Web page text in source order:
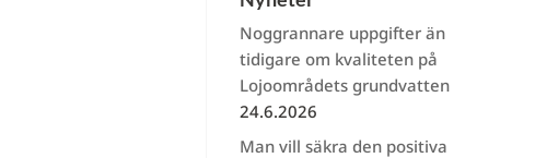
Noggrannare uppgifter än
tidigare om kvaliteten på
Lojoområdets grundvatten
24.6.2026
Man vill säkra den positiva